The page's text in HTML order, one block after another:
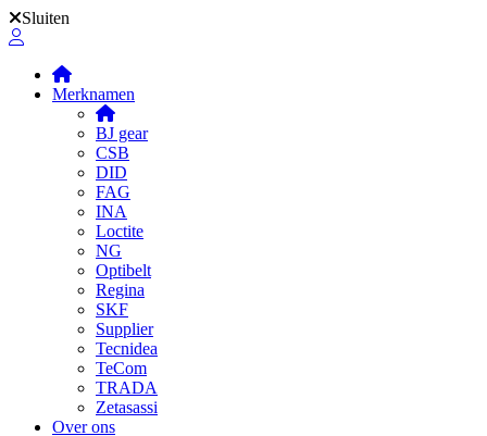
Sluiten
Merknamen
BJ gear
CSB
DID
FAG
INA
Loctite
NG
Optibelt
Regina
SKF
Supplier
Tecnidea
TeCom
TRADA
Zetasassi
Over ons